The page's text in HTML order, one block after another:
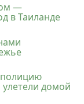
—
в Таиланде
улетели домой